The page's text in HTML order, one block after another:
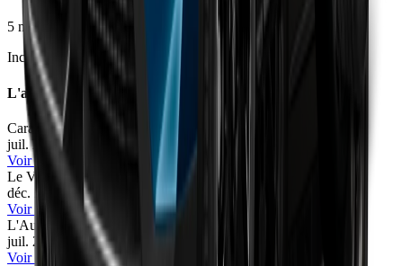
5 motorisation •
Inclure Malus 2026
L'avis des experts
Caradisiac
juil. 2026•
Voir l'article
Le Vendeur Automobiles
76
/100
déc. 2025
Le Vendeur Automobiles
Voir l'article
L'Auto-Journal60
juil. 2025
Cyril Biotteau
Voir l'article